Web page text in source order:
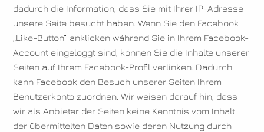
dadurch die Information, dass Sie mit Ihrer IP-Adresse
unsere Seite besucht haben. Wenn Sie den Facebook
„Like-Button“ anklicken während Sie in Ihrem Facebook-
Account eingeloggt sind, können Sie die Inhalte unserer
Seiten auf Ihrem Facebook-Profil verlinken. Dadurch
kann Facebook den Besuch unserer Seiten Ihrem
Benutzerkonto zuordnen. Wir weisen darauf hin, dass
wir als Anbieter der Seiten keine Kenntnis vom Inhalt
der übermittelten Daten sowie deren Nutzung durch